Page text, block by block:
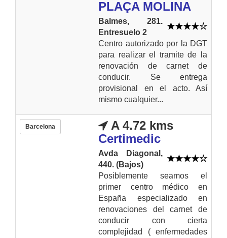
PLAÇA MOLINA
Balmes, 281.
Entresuelo 2
Centro autorizado por la DGT
para realizar el tramite de la
renovación de carnet de
conducir. Se entrega
provisional en el acto. Así
mismo cualquier...
Barcelona
A 4.72 kms
Certimedic
Avda Diagonal,
440. (Bajos)
Posiblemente seamos el
primer centro médico en
España especializado en
renovaciones del carnet de
conducir con cierta
complejidad ( enfermedades